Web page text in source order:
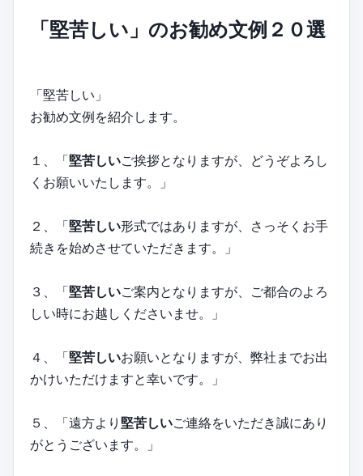
「堅苦しい」のお勧め文例２０選
「堅苦しい」
お勧め文例を紹介します。
１、「堅苦しいご挨拶となりますが、どうぞよろし
くお願いいたします。」
２、「堅苦しい形式ではありますが、さっそくお手
続きを始めさせていただきます。」
３、「堅苦しいご案内となりますが、ご都合のよろ
しい時にお越しくださいませ。」
４、「堅苦しいお願いとなりますが、弊社までお出
かけいただけますと幸いです。」
５、「遠方より 堅苦しいご連絡をいただき誠にあり
がとうございます。」